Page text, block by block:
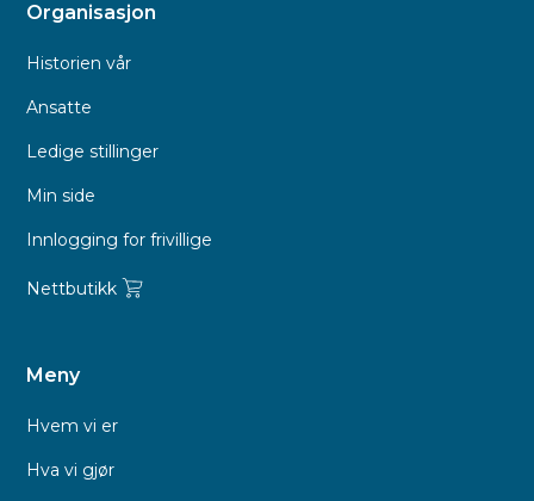
Organisasjon
Historien vår
Ansatte
Ledige stillinger
Min side
Innlogging for frivillige
Nettbutikk
Meny
Hvem vi er
Hva vi gjør